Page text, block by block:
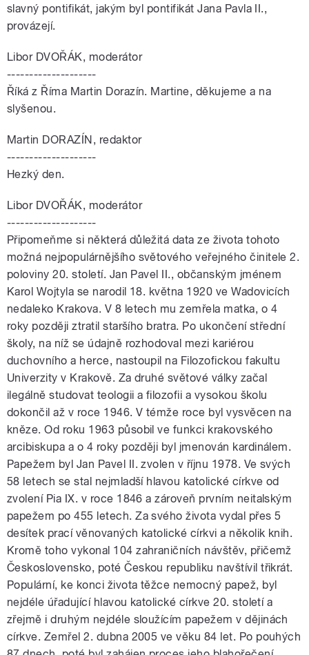
slavný pontifikát, jakým byl pontifikát Jana Pavla II.,
provázejí.
Libor DVOŘÁK, moderátor
--------------------
Říká z Říma Martin Dorazín. Martine, děkujeme a na
slyšenou.
Martin DORAZÍN, redaktor
--------------------
Hezký den.
Libor DVOŘÁK, moderátor
--------------------
Připomeňme si některá důležitá data ze života tohoto
možná nejpopulárnějšího světového veřejného činitele 2.
poloviny 20. století. Jan Pavel II., občanským jménem
Karol Wojtyla se narodil 18. května 1920 ve Wadovicích
nedaleko Krakova. V 8 letech mu zemřela matka, o 4
roky později ztratil staršího bratra. Po ukončení střední
školy, na níž se údajně rozhodoval mezi kariérou
duchovního a herce, nastoupil na Filozofickou fakultu
Univerzity v Krakově. Za druhé světové války začal
ilegálně studovat teologii a filozofii a vysokou školu
dokončil až v roce 1946. V témže roce byl vysvěcen na
kněze. Od roku 1963 působil ve funkci krakovského
arcibiskupa a o 4 roky později byl jmenován kardinálem.
Papežem byl Jan Pavel II. zvolen v říjnu 1978. Ve svých
58 letech se stal nejmladší hlavou katolické církve od
zvolení Pia IX. v roce 1846 a zároveň prvním neitalským
papežem po 455 letech. Za svého života vydal přes 5
desítek prací věnovaných katolické církvi a několik knih.
Kromě toho vykonal 104 zahraničních návštěv, přičemž
Československo, poté Českou republiku navštívil třikrát.
Populární, ke konci života těžce nemocný papež, byl
nejdéle úřadující hlavou katolické církve 20. století a
zřejmě i druhým nejdéle sloužícím papežem v dějinách
církve. Zemřel 2. dubna 2005 ve věku 84 let. Po pouhých